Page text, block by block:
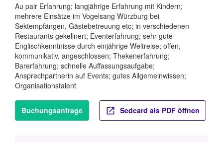
Au pair Erfahrung; langjährige Erfahrung mit Kindern;
mehrere Einsätze im Vogelsang Würzburg bei
Sektempfängen, Gästebetreuung etc; in verschiedenen
Restaurants gekellnert; Eventerfahrung; sehr gute
Englischkenntnisse durch einjährige Weltreise; offen,
kommunikativ, angeschlossen; Thekenerfahrung;
Barerfahrung; schnelle Auffassungsaufgabe;
Ansprechpartnerin auf Events; gutes Allgemeinwissen;
Organisationstalent
Buchungsanfrage Sedcard als PDF öffnen